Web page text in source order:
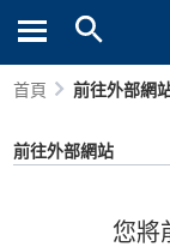
首頁 前往外部網
前往外部網站
您將